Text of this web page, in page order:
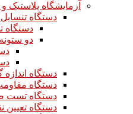
آزمایشگاه پلاستیک
دستگاه
دو ستونه
دستگاه اندازه
دستگاه
دستگاه تست
دستگاه تعیین